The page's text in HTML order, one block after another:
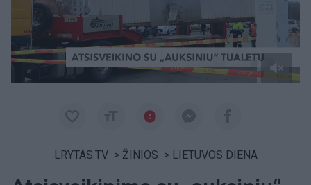
LRYTAS.TV > ŽINIOS > LIETUVOS DIENA